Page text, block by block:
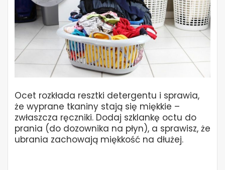
Ocet rozkłada resztki detergentu i sprawia,
że wyprane tkaniny stają się miękkie –
zwłaszcza ręczniki. Dodaj szklankę octu do
prania (do dozownika na płyn), a sprawisz, że
ubrania zachowają miękkość na dłużej.